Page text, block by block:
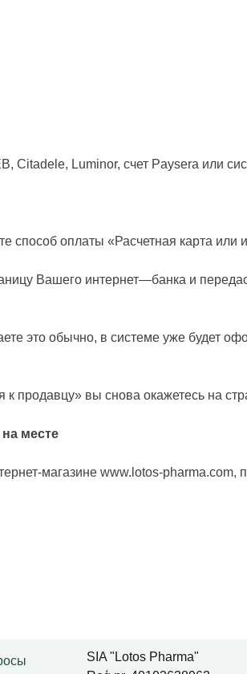
Citadele, Luminor, счет Paysera или
способ оплаты «Расчетная карта или
Вашего интернет—банка и
это обычно, в системе уже будет
продавцу» вы снова окажетесь на
месте
магазине www.lotos-pharma.com,
SIA "Lotos Pharma"